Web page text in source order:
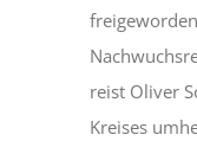
reist Oliver
Kreises